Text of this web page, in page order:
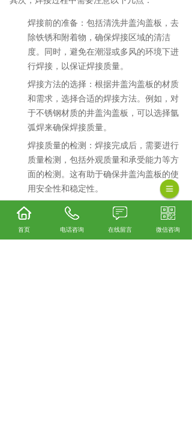
焊接前的准备：包括清洗井盖沟盖板，去
除铁锈和附着物，确保焊接区域的清洁
度。同时，避免在潮湿或多风的环境下进
行焊接，以保证焊接质量。
焊接方法的选择：根据井盖沟盖板的材质
和需求，选择合适的焊接方法。例如，对
于不锈钢材质的井盖沟盖板，可以选择氩
弧焊来确保焊接质量。
焊接质量的检测：焊接完成后，需要进行
质量检测，包括外观质量和承受能力等方
面的检测。这有助于确保井盖沟盖板的使
用安全性和稳定性。
井盖沟盖板可以焊接吗？井盖沟盖板的焊接不
仅要求技术精湛，还需要严格遵守相关安全规
范和操作规程，以确保焊接过程的安全性和可
首页 电话咨询 在线留言 微信咨询